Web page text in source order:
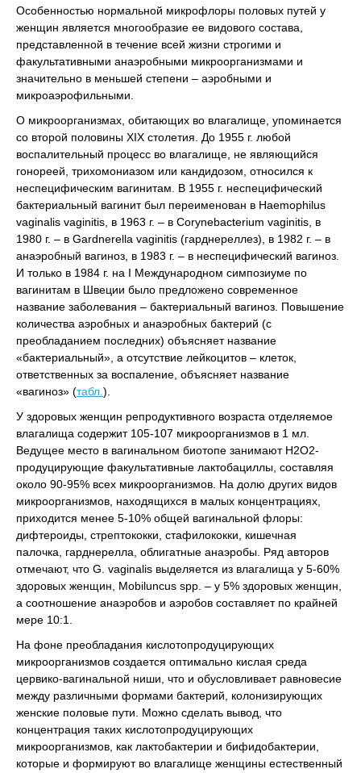
Особенностью нормальной микрофлоры половых путей у
женщин является многообразие ее видового состава,
представленной в течение всей жизни строгими и
факультативными анаэробными микроорганизмами и
значительно в меньшей степени – аэробными и
микроаэрофильными.
О микроорганизмах, обитающих во влагалище, упоминается
со второй половины XIX столетия. До 1955 г. любой
воспалительный процесс во влагалище, не являющийся
гонореей, трихомониазом или кандидозом, относился к
неспецифическим вагинитам. В 1955 г. неспецифический
бактериальный вагинит был переименован в Haemophilus
vaginalis vaginitis, в 1963 г. – в Corynebacterium vaginitis, в
1980 г. – в Gardnerella vaginitis (гарднереллез), в 1982 г. – в
анаэробный вагиноз, в 1983 г. – в неспецифический вагиноз.
И только в 1984 г. на I Международном симпозиуме по
вагинитам в Швеции было предложено современное
название заболевания – бактериальный вагиноз. Повышение
количества аэробных и анаэробных бактерий (с
преобладанием последних) объясняет название
«бактериальный», а отсутствие лейкоцитов – клеток,
ответственных за воспаление, объясняет название
«вагиноз» (табл. ).
У здоровых женщин репродуктивного возраста отделяемое
влагалища содержит 105-107 микроорганизмов в 1 мл.
Ведущее место в вагинальном биотопе занимают Н2О2-
продуцирующие факультативные лактобациллы, составляя
около 90-95% всех микроорганизмов. На долю других видов
микроорганизмов, находящихся в малых концентрациях,
приходится менее 5-10% общей вагинальной флоры:
дифтероиды, стрептококки, стафилококки, кишечная
палочка, гарднерелла, облигатные анаэробы. Ряд авторов
отмечают, что G. vaginalis выделяется из влагалища у 5-60%
здоровых женщин, Mobiluncus spp. – у 5% здоровых женщин,
а соотношение анаэробов и аэробов составляет по крайней
мере 10:1.
На фоне преобладания кислотопродуцирующих
микроорганизмов создается оптимально кислая среда
цервико-вагинальной ниши, что и обусловливает равновесие
между различными формами бактерий, колонизирующих
женские половые пути. Можно сделать вывод, что
концентрация таких кислотопродуцирующих
микроорганизмов, как лактобактерии и бифидобактерии,
которые и формируют во влагалище женщины естественный